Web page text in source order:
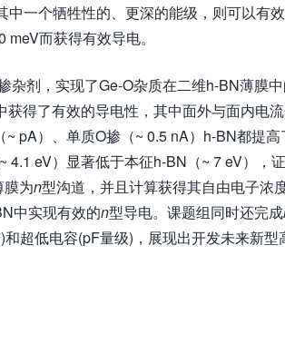
一个牺牲性的、更深的能级，则可以有
而获得有效导电。
杂剂，实现了Ge-O杂质在二维h-BN薄膜
得了有效的导电性，其中面外与面内电
pA）、单质O掺（~ 0.5 nA）h-BN都提高
eV）显著低于本征h-BN（~ 7 eV），
为n型沟道，并且计算获得其自由电子浓
中实现有效的n型导电。课题组同时还完成
超低电容(pF量级)，展现出开发未来新型